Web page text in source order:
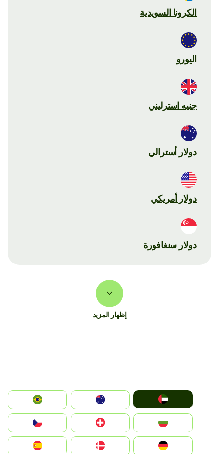
الكرونا السويدية
اليورو
جنيه استرليني
دولار أسترالي
دولار أمريكي
دولار سنغافورة
إظهار المزيد
الإمارات العربية المتحدة
Australia
България
Switzerland
Czechia
Deutschland
Denmark